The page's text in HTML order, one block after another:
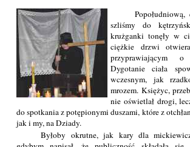
szliśmy do
krużganki tonęły w
ciężkie drzwi
przyprawiającym
Dygotanie ciała
wczesnym, jak
mrozem. Księżyc,
nie oświetlał drogi,
do spotkania z potępionymi duszami, które z
jak i my, na Dziady.
Byłoby okrutne, jak kary dla